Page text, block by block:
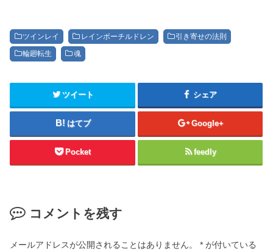
ツインレイ レインボーチルドレン 引き寄せの法則
輪廻転生 魂
ツイート シェア
はてブ Google+
Pocket feedly
コメントを残す
メールアドレスが公開されることはありません。 * が付いている